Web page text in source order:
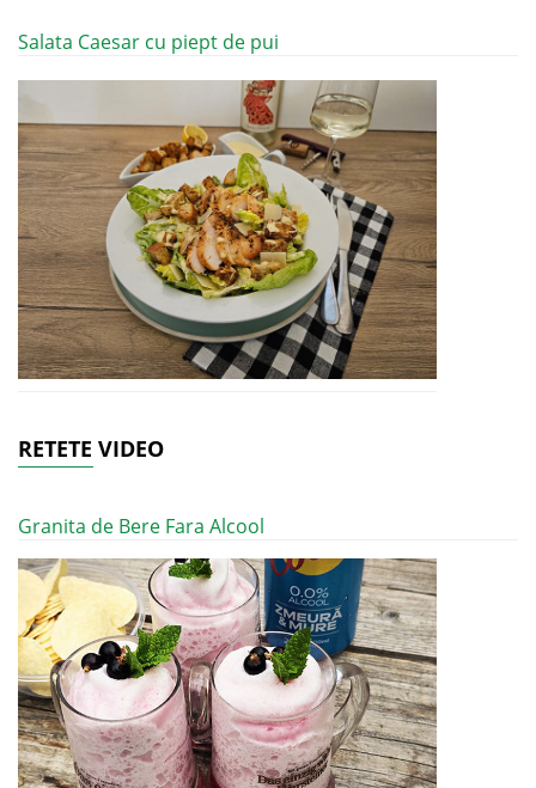
Salata Caesar cu piept de pui
RETETE VIDEO
Granita de Bere Fara Alcool